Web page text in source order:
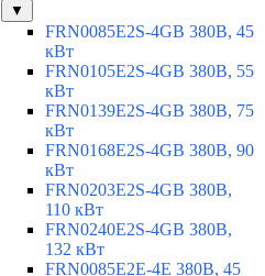
▼
FRN0085E2S-4GB 380В, 45
кВт
FRN0105E2S-4GB 380В, 55
кВт
FRN0139E2S-4GB 380В, 75
кВт
FRN0168E2S-4GB 380В, 90
кВт
FRN0203E2S-4GB 380В,
110 кВт
FRN0240E2S-4GB 380В,
132 кВт
FRN0085E2E-4E 380В, 45